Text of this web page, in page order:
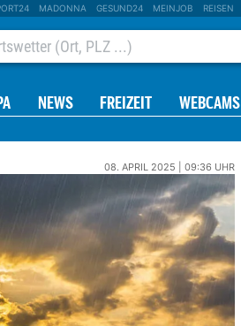
MADONNA GESUND24 MEINJOB REISEN
NEWS FREIZEIT WEBCAMS
08. APRIL 2025 | 09:36 UHR